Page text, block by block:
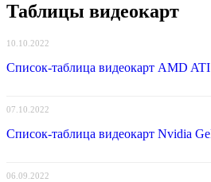
Таблицы видеокарт
10.10.2022
Список-таблица видеокарт AMD ATI
07.10.2022
Список-таблица видеокарт Nvidia
06.09.2022